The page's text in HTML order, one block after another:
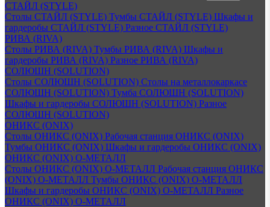
СТАЙЛ (STYLE)
Столы СТАЙЛ (STYLE) Тумбы СТАЙЛ (STYLE) Шкафы и
гардеробы СТАЙЛ (STYLE) Разное СТАЙЛ (STYLE)
РИВА (RIVA)
Столы РИВА (RIVA) Тумбы РИВА (RIVA) Шкафы и
гардеробы РИВА (RIVA) Разное РИВА (RIVA)
СОЛЮШН (SOLUTION)
Столы СОЛЮШН (SOLUTION) Столы на металлокаркасе
СОЛЮШН (SOLUTION) Тумба СОЛЮШН (SOLUTION)
Шкафы и гардеробы СОЛЮШН (SOLUTION) Разное
СОЛЮШН (SOLUTION)
ОНИКС (ONIX)
Столы ОНИКС (ONIX) Рабочая станция ОНИКС (ONIX)
Тумбы ОНИКС (ONIX) Шкафы и гардеробы ОНИКС (ONIX)
ОНИКС (ONIX) O-МЕТАЛЛ
Столы ОНИКС (ONIX) O-МЕТАЛЛ Рабочая станция ОНИКС
(ONIX) O-МЕТАЛЛ Тумбы ОНИКС (ONIX) O-МЕТАЛЛ
Шкафы и гардеробы ОНИКС (ONIX) O-МЕТАЛЛ Разное
ОНИКС (ONIX) O-МЕТАЛЛ